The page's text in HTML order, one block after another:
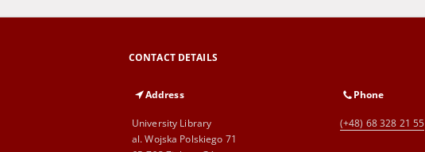
CONTACT DETAILS
Address
University Library
al. Wojska Polskiego 71
Phone
(+48) 68 328 21 55